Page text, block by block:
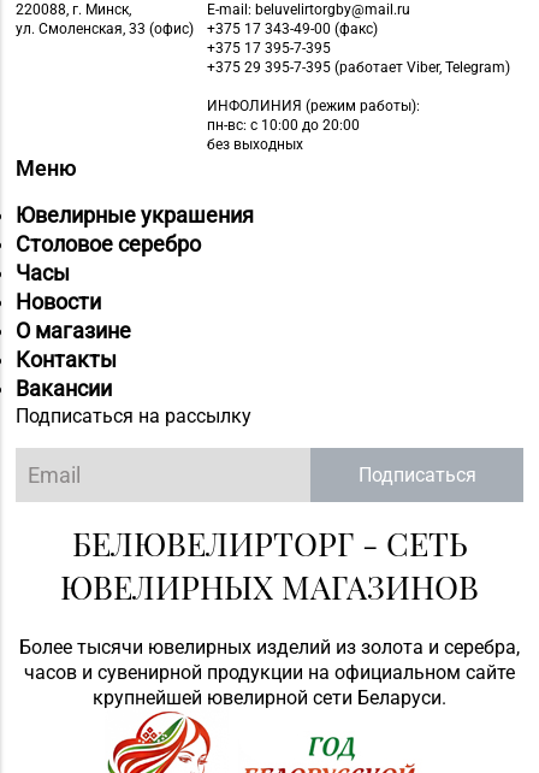
220088, г. Минск,
ул. Смоленская, 33 (офис)
E-mail: beluvelirtorgby@mail.ru
+375 17 343-49-00 (факс)
+375 17 395-7-395
+375 29 395-7-395 (работает Viber, Telegram)
ИНФОЛИНИЯ (режим работы):
пн-вс: с 10:00 до 20:00
без выходных
Меню
Ювелирные украшения
Столовое серебро
Часы
Новости
О магазине
Контакты
Вакансии
Подписаться на рассылку
Подписаться
БЕЛЮВЕЛИРТОРГ - СЕТЬ
ЮВЕЛИРНЫХ МАГАЗИНОВ
Более тысячи ювелирных изделий из золота и серебра,
часов и сувенирной продукции на официальном сайте
крупнейшей ювелирной сети Беларуси.